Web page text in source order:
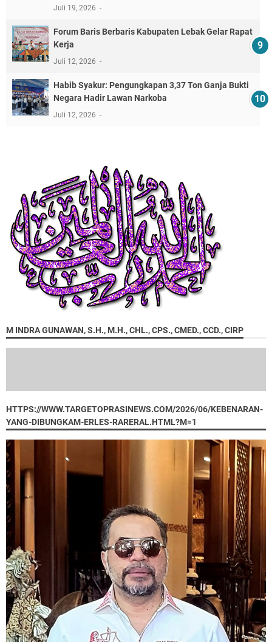
Juli 19, 2026
Forum Baris Berbaris Kabupaten Lebak Gelar Rapat
Kerja
Juli 12, 2026
​Habib Syakur: Pengungkapan 3,37 Ton Ganja Bukti
Negara Hadir Lawan Narkoba
Juli 12, 2026
M INDRA GUNAWAN, S.H., M.H., CHL., CPS., CMED., CCD., CIRP
HTTPS://WWW.TARGETOPRASINEWS.COM/2026/06/KEBENARAN-
YANG-DIBUNGKAM-ERLES-RARERAL.HTML?M=1